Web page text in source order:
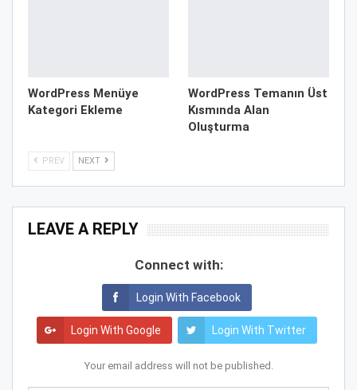
WordPress Menüye
Kategori Ekleme
WordPress Temanın Üst
Kısmında Alan
Oluşturma
PREV NEXT
LEAVE A REPLY
Connect with:
Login With Facebook
Login With Google Login With Twitter
Your email address will not be published.